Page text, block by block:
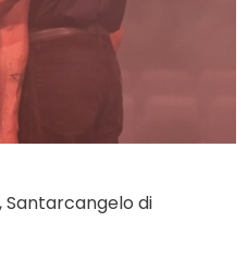
Santarcangelo di